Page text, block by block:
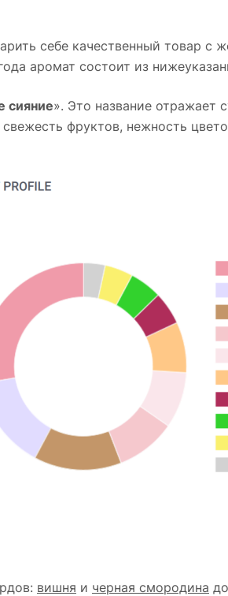
себе качественный товар
аромат состоит из
сияние». Это название отражает
фруктов, нежность
вишня и черная смородина